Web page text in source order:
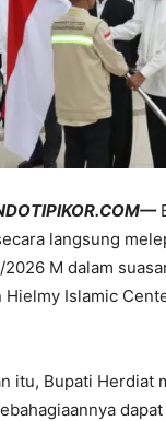
langsung
M dalam
Hielmy Islamic
itu, Bupati Herdiat